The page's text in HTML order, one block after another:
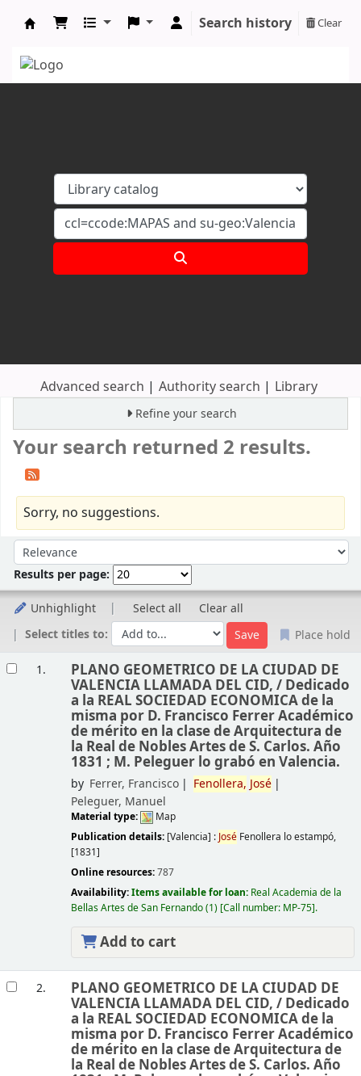
Search history Clear
Advanced search Authority search Library
Refine your search
Your search returned 2 results.
Sorry, no suggestions.
Sort by:
Results per page:
Unhighlight Select all
Clear all
Select titles to:
Place hold
1. PLANO GEOMETRICO DE LA CIUDAD DE
VALENCIA LLAMADA DEL CID, / Dedicado
a la REAL SOCIEDAD ECONOMICA de la
misma por D. Francisco Ferrer Académico
de mérito en la clase de Arquitectura de
la Real de Nobles Artes de S. Carlos. Año
1831 ; M. Peleguer lo grabó en Valencia.
by Ferrer, Francisco Fenollera, José
Peleguer, Manuel
Material type:
Map
Publication details: [Valencia] : JoséFenollera lo estampó,
[1831]
Online resources:787
Availability:Items available for loan: Real Academia de la
Bellas Artes de San Fernando(1) Call number: MP-75 .
Add to cart
2. PLANO GEOMETRICO DE LA CIUDAD DE
VALENCIA LLAMADA DEL CID, / Dedicado
a la REAL SOCIEDAD ECONOMICA de la
misma por D. Francisco Ferrer Académico
de mérito en la clase de Arquitectura de
la Real de Nobles Artes de S. Carlos. Año